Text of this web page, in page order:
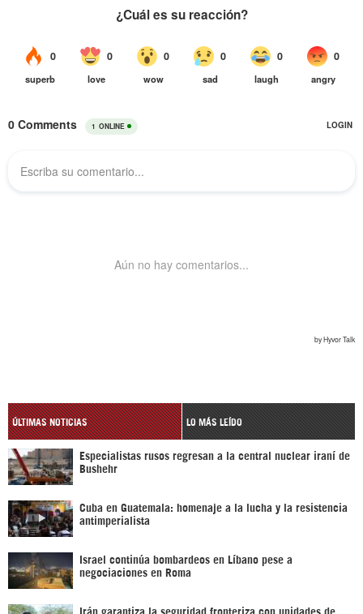
ÚLTIMAS NOTICIAS LO MÁS LEÍDO
Especialistas rusos regresan a la central nuclear iraní de
Bushehr
Cuba en Guatemala: homenaje a la lucha y la resistencia
antimperialista
Israel continúa bombardeos en Líbano pese a
negociaciones en Roma
Irán garantiza la seguridad fronteriza con unidades de